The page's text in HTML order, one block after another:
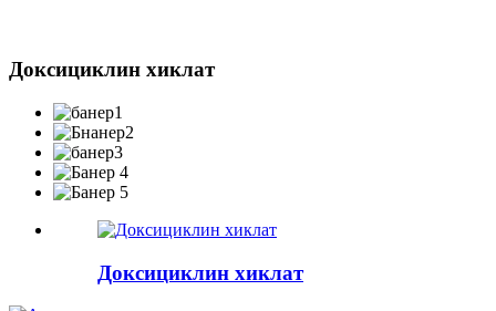
Доксициклин хиклат
Доксициклин хиклат